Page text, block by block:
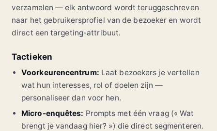
verzamelen — elk antwoord wordt teruggeschreven
naar het gebruikersprofiel van de bezoeker en wordt
direct een targeting-attribuut.
Tactieken
Voorkeurencentrum: Laat bezoekers je vertellen
wat hun interesses, rol of doelen zijn —
personaliseer dan voor hen.
Micro-enquêtes: Prompts met één vraag (« Wat
brengt je vandaag hier? ») die direct segmenteren.